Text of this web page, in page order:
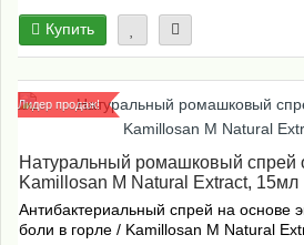
Купить
Лидер продаж!
Натуральный ромашковый спрей
Kamillosan M Natural Extract, 15мл
Антибактериальный спрей на основе
боли в горле / Kamillosan M Natural